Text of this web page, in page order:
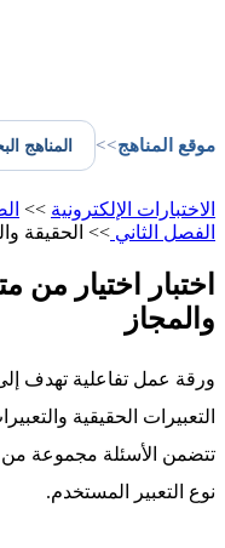
موقع المناهج>>
الاختبارات الإلكترونية >>
الفصل الثاني >> الحقيقة
اختبار اختيار من
والمجاز
ورقة عمل تفاعلية تهدف
التعبيرات الحقيقية
تتضمن الأسئلة مجموعة من
نوع التعبير المستخدم.